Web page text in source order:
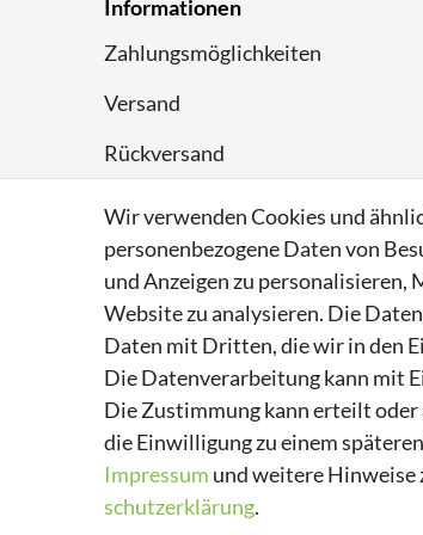
Informationen
Zahlungsmöglichkeiten
Versand
Rückversand
Entsorgungshinweise
Über Supremo Shoes
Wir verwenden Cookies und
personenbezogene Daten von
und Anzeigen zu
Website zu analysieren. Die
Daten mit Dritten, die wir in den
Die Datenverarbeitung kann mit
Die Zustimmung kann erteilt oder
die Einwilligung zu einem
Impressum und weitere Hinweise
schutz­erklärung.